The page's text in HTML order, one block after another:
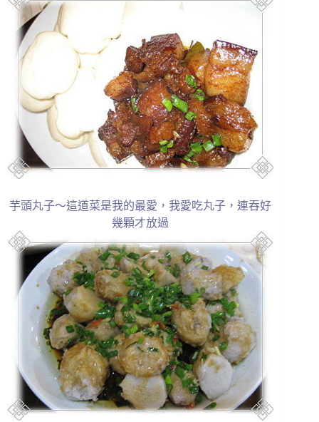
芋頭丸子～這道菜是我的最愛，我愛吃丸子，連吞好
幾顆才放過